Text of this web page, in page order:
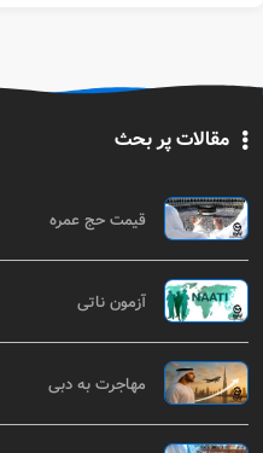
مقالات پر بحث
قیمت حج عمره
آزمون ناتی
مهاجرت به دبی